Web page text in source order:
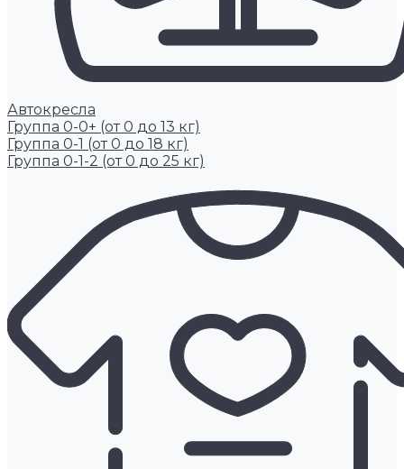
Автокресла
Группа 0-0+ (от 0 до 13 кг)
Группа 0-1 (от 0 до 18 кг)
Группа 0-1-2 (от 0 до 25 кг)